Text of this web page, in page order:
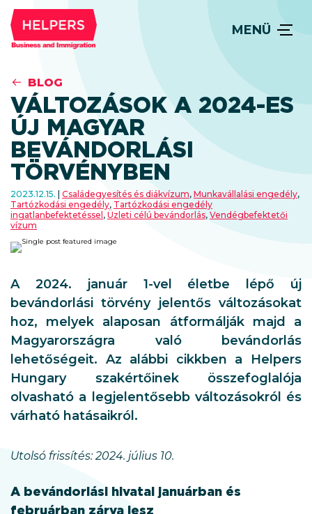
MENÜ
BLOG
VÁLTOZÁSOK A 2024-ES
ÚJ MAGYAR
BEVÁNDORLÁSI
TÖRVÉNYBEN
2023.12.15. Családegyesítés és diákvízum, Munkavállalási engedély,
Tartózkodási engedély, Tartózkodási engedély
ingatlanbefektetéssel , Üzleti célú bevándorlás, Vendégbefektetői
vízum
A 2024. január 1-vel életbe lépő új
bevándorlási törvény jelentős változásokat
hoz, melyek alaposan átformálják majd a
Magyarországra való bevándorlás
lehetőségeit. Az alábbi cikkben a Helpers
Hungary szakértőinek összefoglalója
olvasható a legjelentősebb változásokról és
várható hatásaikról.
Utolsó frissítés: 2024. július 10.
A bevándorlási hivatal januárban és
februárban zárva lesz